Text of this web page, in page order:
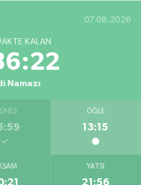
07.08.2026
KALAN
Namazı
ÖĞLE
13:15
YATSI
21:56